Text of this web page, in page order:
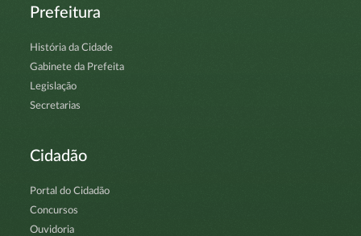
Prefeitura
História da Cidade
Gabinete da Prefeita
Legislação
Secretarias
Cidadão
Portal do Cidadão
Concursos
Ouvidoria